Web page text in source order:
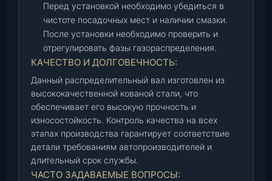
4
0
6
1
-
1
0
Перед установкой необходимо убедиться в
чистоте посадочных мест и наличии смазки.
После установки необходимо проверить и
отрегулировать фазы газораспределения.
КАЧЕСТВО И ДОЛГОВЕЧНОСТЬ:
Данный распределительный вал изготовлен из
высококачественной кованой стали, что
обеспечивает его высокую прочность и
износостойкость. Контроль качества на всех
этапах производства гарантирует соответствие
детали требованиям автопроизводителей и
длительный срок службы.
ЧАСТО ЗАДАВАЕМЫЕ ВОПРОСЫ: